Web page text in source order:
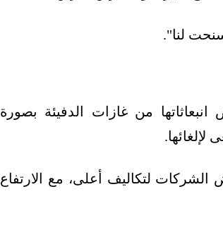
لنا".
من غازات الدفيئة بصورة
لتكاليف أعلى، مع الارتفاع